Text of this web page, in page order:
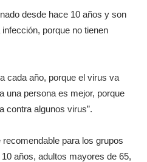
desde hace 10 años y son
porque no tienen
cada año, porque el virus va
una persona es mejor, porque
contra algunos virus”.
para los grupos
años, adultos mayores de 65,